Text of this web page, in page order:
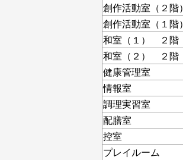
創作活動室（２階）
創作活動室（１階）
和室（１） ２階
和室（２） ２階
健康管理室
情報室
調理実習室
配膳室
控室
プレイルーム